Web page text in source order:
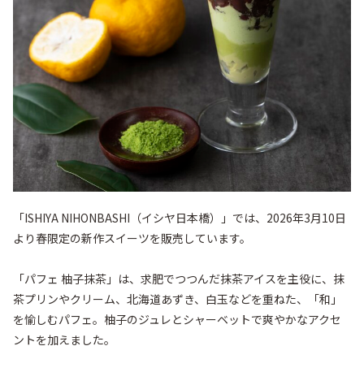
「ISHIYA NIHONBASHI（イシヤ日本橋）」では、2026年3月10日
より春限定の新作スイーツを販売しています。
「パフェ 柚子抹茶」は、求肥でつつんだ抹茶アイスを主役に、抹
茶プリンやクリーム、北海道あずき、白玉などを重ねた、「和」
を愉しむパフェ。柚子のジュレとシャーベットで爽やかなアクセ
ントを加えました。